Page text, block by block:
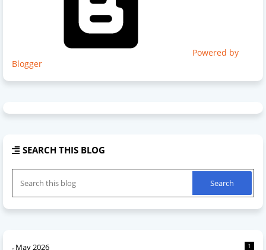
Powered by
Blogger
SEARCH THIS BLOG
May 2026 1